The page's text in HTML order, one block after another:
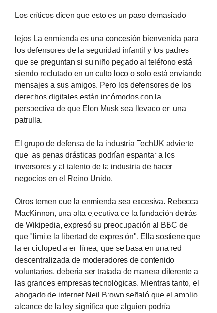
Los críticos dicen que esto es un paso demasiado
lejos La enmienda es una concesión bienvenida para
los defensores de la seguridad infantil y los padres
que se preguntan si su niño pegado al teléfono está
siendo reclutado en un culto loco o solo está enviando
mensajes a sus amigos. Pero los defensores de los
derechos digitales están incómodos con la
perspectiva de que Elon Musk sea llevado en una
patrulla.
El grupo de defensa de la industria TechUK advierte
que las penas drásticas podrían espantar a los
inversores y al talento de la industria de hacer
negocios en el Reino Unido.
Otros temen que la enmienda sea excesiva. Rebecca
MacKinnon, una alta ejecutiva de la fundación detrás
de Wikipedia, expresó su preocupación al BBC de
que "limite la libertad de expresión". Ella sostiene que
la enciclopedia en línea, que se basa en una red
descentralizada de moderadores de contenido
voluntarios, debería ser tratada de manera diferente a
las grandes empresas tecnológicas. Mientras tanto, el
abogado de internet Neil Brown señaló que el amplio
alcance de la ley significa que alguien podría